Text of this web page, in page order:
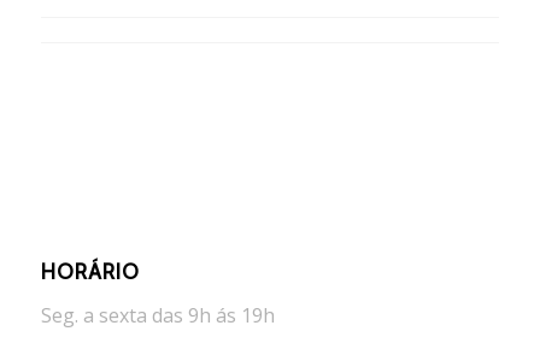
HORÁRIO
Seg. a sexta das 9h ás 19h